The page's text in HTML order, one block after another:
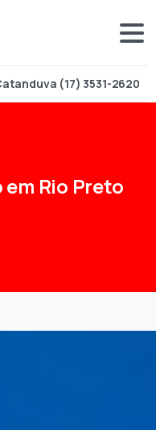
(17) 3531-2620
em Rio Preto